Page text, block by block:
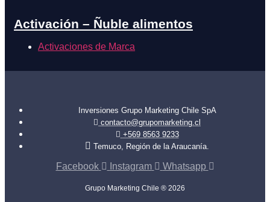
Activación – Ñuble alimentos
Activaciones de Marca
Inversiones Grupo Marketing Chile SpA
contacto@grupomarketing.cl
+569 8563 9233
Temuco, Región de la Araucanía.
Facebook Instagram Whatsapp
Grupo Marketing Chile ® 2026